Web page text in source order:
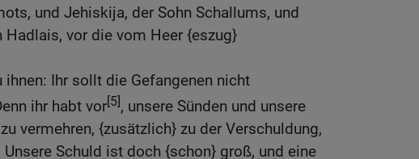
und Jehiskija, der Sohn Schallums, und
Hadlais, vor die vom Heer {eszug}
ihnen: Ihr sollt die Gefangenen nicht
ihr habt vor[5], unsere Sünden und unsere
vermehren, {zusätzlich} zu der Verschuldung,
Schuld ist doch {schon} groß, und eine